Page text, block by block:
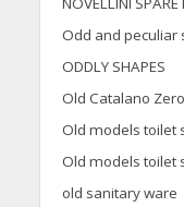
Odd and peculiar
ODDLY SHAPES
Old Catalano
Old models toilet
Old models toilet
old sanitary ware